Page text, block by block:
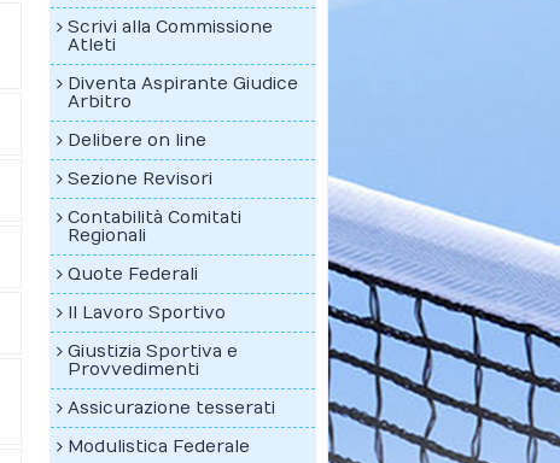
Scrivi alla Commissione
Atleti
Diventa Aspirante Giudice
Arbitro
Delibere on line
Sezione Revisori
Contabilità Comitati
Regionali
Quote Federali
Il Lavoro Sportivo
Giustizia Sportiva e
Provvedimenti
Assicurazione tesserati
Modulistica Federale